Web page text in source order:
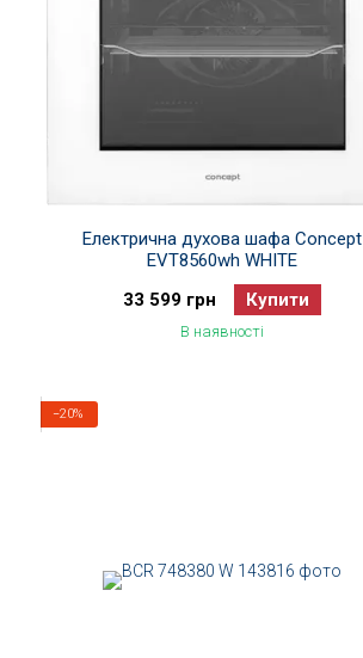
Електрична духова шафа Concept
EVT8560wh WHITE
33 599 грн
Купити
В наявності
−20%